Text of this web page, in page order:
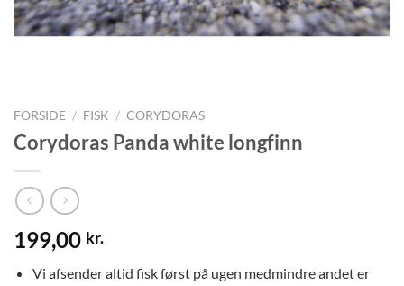
FORSIDE / FISK / CORYDORAS
Corydoras Panda white longfinn
199,00 kr.
Vi afsender altid fisk først på ugen medmindre andet er